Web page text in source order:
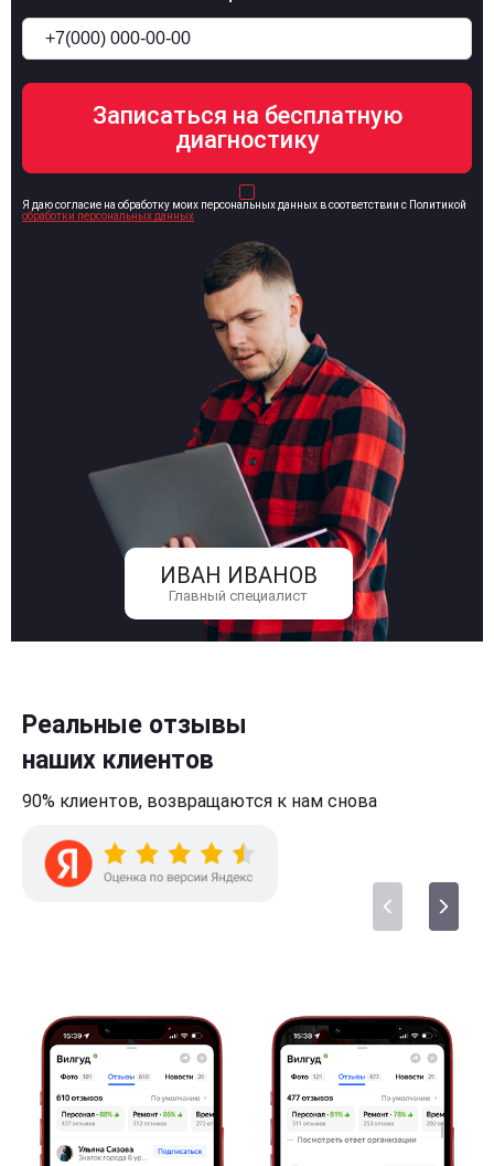
ИВАН ИВАНОВ
Главный специалист
Я даю согласие на обработку моих персональных данных в соответствии с Политикой
обработки персональных данных
Реальные отзывы
наших клиентов
90% клиентов, возвращаются к нам снова